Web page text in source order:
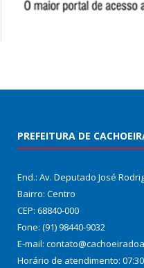
PREFEITURA DE
End.: Av. Deputado José
Bairro: Centro
CEP: 68840-000
Fone: (91) 98440-9032
E-mail:
Horário de atendimento: